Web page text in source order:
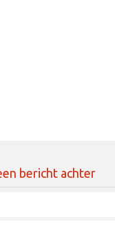
bericht achter